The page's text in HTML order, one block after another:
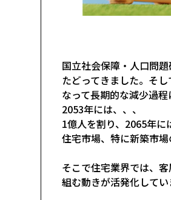
国立社会保障・人口問
たどってきました。そ
なって長期的な減少過
2053年には、、、
1億人を割り、2065年
住宅市場、特に新築市
そこで住宅業界では、
組む動きが活発化してい